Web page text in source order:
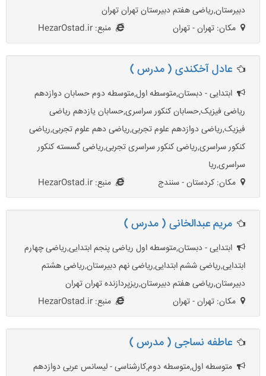
دبیرستان,ریاضی هفتم دبیرستان تهران تهران
مکان: تهران - تهران
منبع: HezarOstad.ir
عادل آخکندی ( مدرس )
ابتدایی - دبستان,متوسطه اول,متوسطه دوم حسابان دوازدهم
ریاضی فیزیک,حسابان کنکور سراسری,حسابان یازدهم ریاضی
فیزیک,ریاضی دوازدهم علوم تجربی,ریاضی دهم علوم تجربی,ریاضی
کنکور سراسری,ریاضی کنکور سراسری تجربی,ریاضی گسسته کنکور
سراسری,ریا
مکان: کردستان - سنندج
منبع: HezarOstad.ir
مریم عبدالخانی ( مدرس )
ابتدایی - دبستان,متوسطه اول ریاضی پنجم ابتدایی,ریاضی چهارم
ابتدایی,ریاضی ششم ابتدایی,ریاضی نهم دبیرستان,ریاضی هشتم
دبیرستان,ریاضی هفتم دبیرستان,ریزپردازنده تهران تهران
مکان: تهران - تهران
منبع: HezarOstad.ir
عاطفه نساجی ( مدرس )
متوسطه اول,متوسطه دوم,کارشناسی - لیسانس عربی دوازدهم